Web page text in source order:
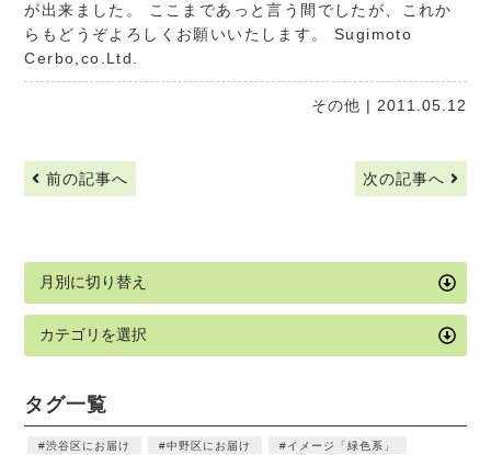
が出来ました。 ここまであっと言う間でしたが、これか
らもどうぞよろしくお願いいたします。 Sugimoto
Cerbo,co.Ltd.
その他 | 2011.05.12
前の記事へ 次の記事へ
タグ一覧
渋谷区にお届け 中野区にお届け
イメージ「緑色系」